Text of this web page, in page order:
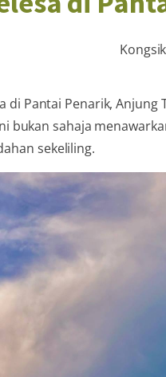
di Pantai Penarik, Anjung
bukan sahaja
sekeliling.